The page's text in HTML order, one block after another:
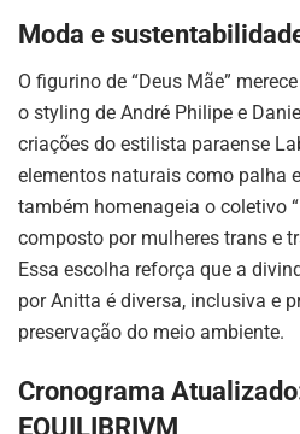
Moda e
O figurino de “Deus Mãe”
o styling de André Philipe e
criações do estilista paraense
elementos naturais como palha
também homenageia o coletivo
composto por mulheres trans e
Essa escolha reforça que a
por Anitta é diversa, inclusiva e
preservação do meio ambiente.
Cronograma
EQUILIBRIVM